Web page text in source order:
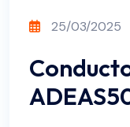
25/03/2025